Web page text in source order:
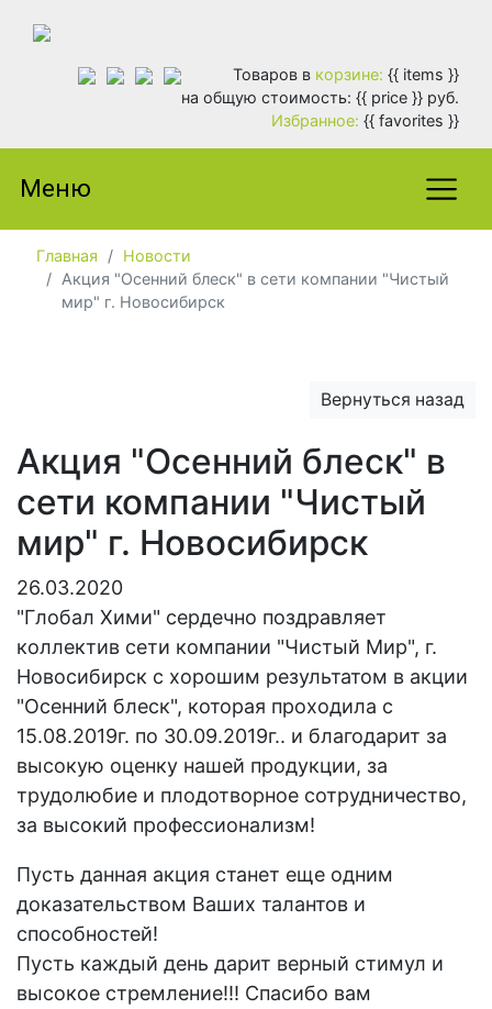
Товаров в корзине: {{ items }}
на общую стоимость: {{ price }} руб.
Избранное: {{ favorites }}
Меню
Главная
Новости
Акция "Осенний блеск" в сети компании "Чистый
мир" г. Новосибирск
Вернуться назад
Акция "Осенний блеск" в
сети компании "Чистый
мир" г. Новосибирск
26.03.2020
"Глобал Хими" сердечно поздравляет
коллектив сети компании "Чистый Мир", г.
Новосибирск с хорошим результатом в акции
"Осенний блеск", которая проходила с
15.08.2019г. по 30.09.2019г.. и благодарит за
высокую оценку нашей продукции, за
трудолюбие и плодотворное сотрудничество,
за высокий профессионализм!
Пусть данная акция станет еще одним
доказательством Ваших талантов и
способностей!
Пусть каждый день дарит верный стимул и
высокое стремление!!! Спасибо вам